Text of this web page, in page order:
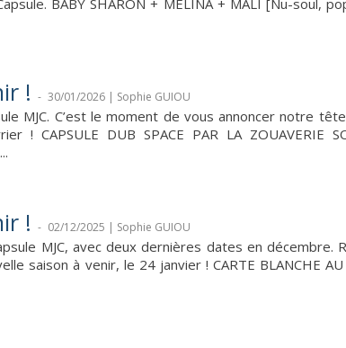
BABY SHARON + MELINA + MALI [Nu-soul,
! - 30/01/2026 | Sophie GUIOU
MJC. C’est le moment de vous annoncer notre
CAPSULE DUB SPACE PAR LA ZOUAVERIE
! - 02/12/2025 | Sophie GUIOU
MJC, avec deux dernières dates en décembre.
saison à venir, le 24 janvier ! CARTE BLANCHE AU